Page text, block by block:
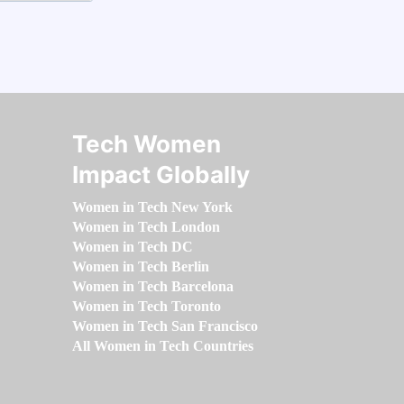
Tech Women
Impact Globally
Women in Tech New York
Women in Tech London
Women in Tech DC
Women in Tech Berlin
Women in Tech Barcelona
Women in Tech Toronto
Women in Tech San Francisco
All Women in Tech Countries